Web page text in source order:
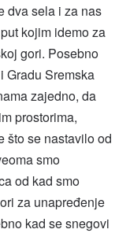
dva sela i za nas
kojim idemo za
gori. Posebno
Gradu Sremska
zajedno, da
prostorima,
što se nastavilo od
smo
od kad smo
za unapređenje
kad se snegovi